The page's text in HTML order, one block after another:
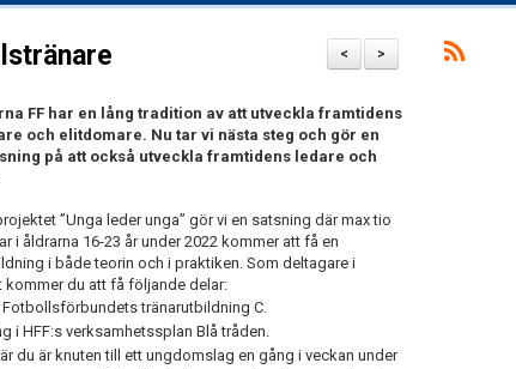
>
<
FF har en lång tradition av att utveckla framtidens
och elitdomare. Nu tar vi nästa steg och gör en
på att också utveckla framtidens ledare och
”Unga leder unga” gör vi en satsning där max tio
i åldrarna 16-23 år under 2022 kommer att få en
i både teorin och i praktiken. Som deltagare i
kommer du att få följande delar:
Fotbollsförbundets tränarutbildning C.
i HFF:s verksamhetssplan Blå tråden.
du är knuten till ett ungdomslag en gång i veckan under